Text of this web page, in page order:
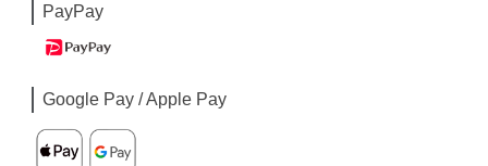
PayPay
Google Pay / Apple Pay